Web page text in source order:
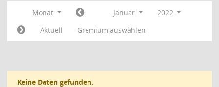
Monat Januar
2022
Aktuell
Gremium auswählen
Keine Daten gefunden.